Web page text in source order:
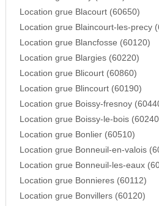
Location grue Blacourt (60650)
Location grue Blaincourt-les-precy
Location grue Blancfosse (60120)
Location grue Blargies (60220)
Location grue Blicourt (60860)
Location grue Blincourt (60190)
Location grue Boissy-fresnoy
Location grue Boissy-le-bois
Location grue Bonlier (60510)
Location grue Bonneuil-en-valois
Location grue Bonneuil-les-eaux
Location grue Bonnieres (60112)
Location grue Bonvillers (60120)